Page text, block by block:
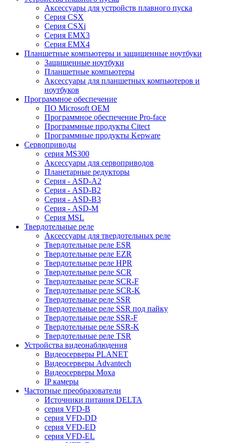
Аксессуары для устройств плавного пуска
Серия CSX
Серия CSXi
Серия EMX3
Серия EMX4
Планшетные компьютеры и защищенные ноутбуки
Защищенные ноутбуки
Планшетные компьютеры
Аксессуары для планшетных компьютеров и
ноутбуков
Программное обеспечение
ПО Microsoft OEM
Программное обеспечение Pro-face
Программные продукты Citect
Программные продукты Kepware
Сервоприводы
серия MS300
Аксессуары для сервоприводов
Планетарные редукторы
Серия - ASD-A2
Серия - ASD-B2
Серия - ASD-B3
Серия - ASD-M
Серия MSL
Твердотельные реле
Аксессуары для твердотельных реле
Твердотельные реле ESR
Твердотельные реле EZR
Твердотельные реле HPR
Твердотельные реле SCR
Твердотельные реле SCR-F
Твердотельные реле SCR-K
Твердотельные реле SSR
Твердотельные реле SSR под пайку
Твердотельные реле SSR-F
Твердотельные реле SSR-K
Твердотельные реле TSR
Устройства видеонаблюдения
Видеосерверы PLANET
Видеосерверы Advantech
Видеосерверы Moxa
IP камеры
Частотные преобразователи
Источники питания DELTA
серия VFD-B
серия VFD-DD
серия VFD-ED
серия VFD-EL